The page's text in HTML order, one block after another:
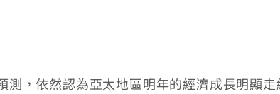
，依然認為亞太地區明年的經濟成長明顯走